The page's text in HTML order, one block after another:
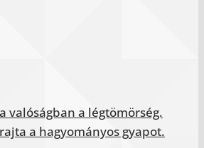
valóságban a légtömörség.
a hagyományos gyapot.